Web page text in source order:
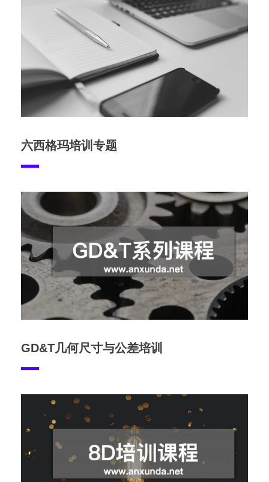
六西格玛培训专题
GD&T几何尺寸与公差培训